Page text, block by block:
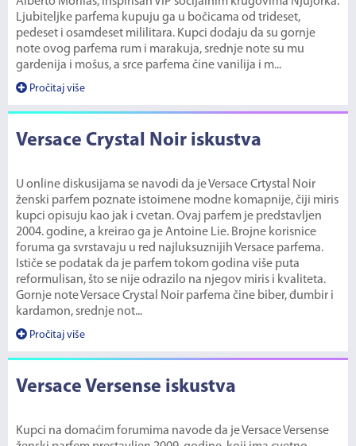
Ljubiteljke parfema kupuju ga u bočicama od trideset,
pedeset i osamdeset mililitara. Kupci dodaju da su gornje
note ovog parfema rum i marakuja, srednje note su mu
gardenija i mošus, a srce parfema čine vanilija i m...
Pročitaj više
Versace Crystal Noir iskustva
U online diskusijama se navodi da je Versace Crtystal Noir
ženski parfem poznate istoimene modne komapnije, čiji miris
kupci opisuju kao jak i cvetan. Ovaj parfem je predstavljen
2004. godine, a kreirao ga je Antoine Lie. Brojne korisnice
foruma ga svrstavaju u red najluksuznijih Versace parfema.
Ističe se podatak da je parfem tokom godina više puta
reformulisan, što se nije odrazilo na njegov miris i kvaliteta.
Gornje note Versace Crystal Noir parfema čine biber, đumbir i
kardamon, srednje not...
Pročitaj više
Versace Versense iskustva
Kupci na domaćim forumima navode da je Versace Versense